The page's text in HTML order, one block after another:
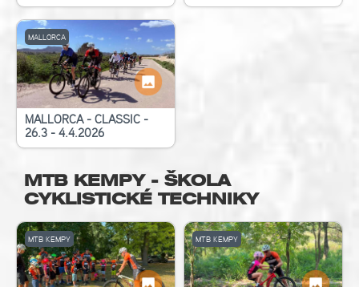
MALLORCA
MALLORCA - CLASSIC -
26.3 - 4.4.2026
MTB KEMPY - ŠKOLA
CYKLISTICKÉ TECHNIKY
MTB KEMPY MTB KEMPY